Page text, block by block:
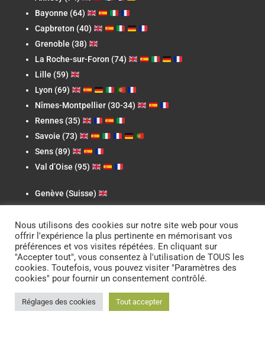
Bayonne (64)
Capbreton (40)
Grenoble (38)
La Roche-sur-Foron (74)
Lille (59)
Lyon (69)
Nîmes-Montpellier (30-34)
Rennes (35)
Savoie (73)
Sens (89)
Val d’Oise (95)
Genève (Suisse)
Newsletter
Nous utilisons des cookies sur notre site web pour vous
offrir l'expérience la plus pertinente en mémorisant vos
préférences et vos visites répétées. En cliquant sur
"Accepter tout", vous consentez à l'utilisation de TOUS les
cookies. Toutefois, vous pouvez visiter "Paramètres des
cookies" pour fournir un consentement contrôlé.
Réglages des cookies Tout accepter